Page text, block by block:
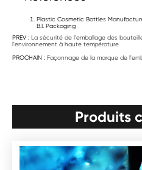
Plastic Cosmetic Bottles
B.I. Packaging
PREV : La sécurité de l'emballage des
l'environnement à haute température
PROCHAIN : Façonnage de la marque de
Produits